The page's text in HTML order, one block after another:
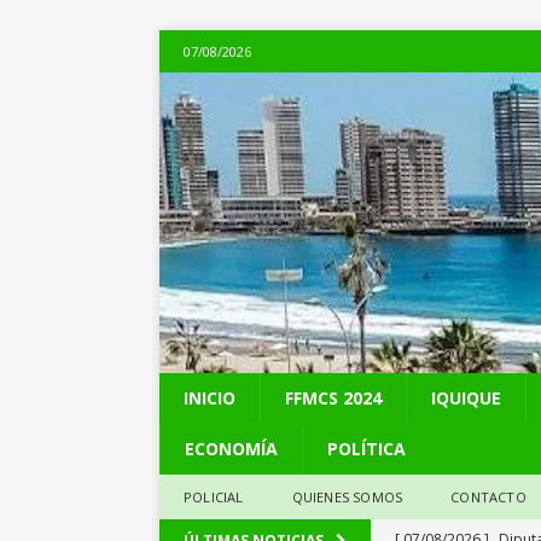
07/08/2026
INICIO FFMCS 2024 IQUIQUE
ECONOMÍA POLÍTICA
POLICIAL QUIENES SOMOS CONTACTO